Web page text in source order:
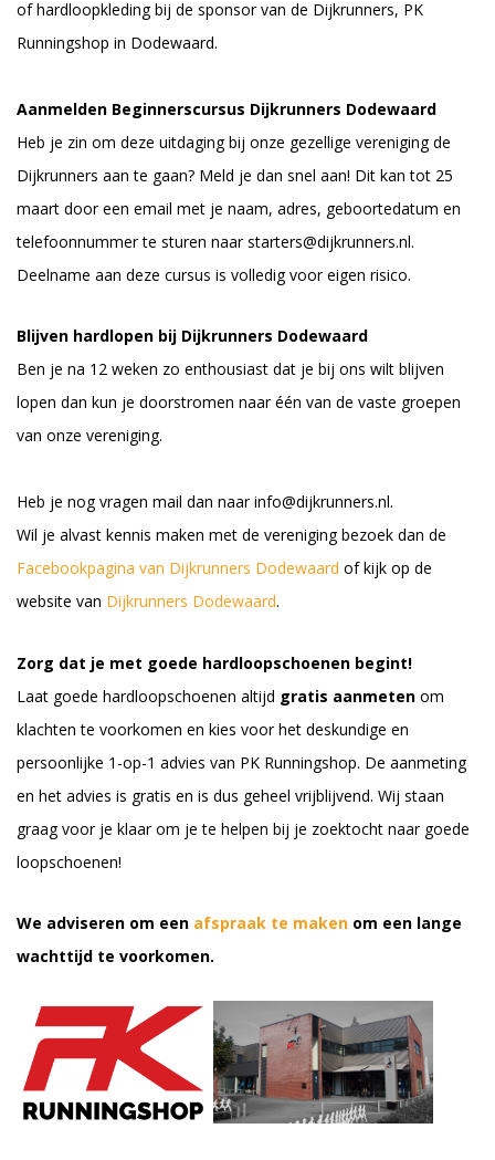
of hardloopkleding bij de sponsor van de Dijkrunners, PK
Runningshop in Dodewaard.
Aanmelden Beginnerscursus Dijkrunners Dodewaard
Heb je zin om deze uitdaging bij onze gezellige vereniging de
Dijkrunners aan te gaan? Meld je dan snel aan! Dit kan tot 25
maart door een email met je naam, adres, geboortedatum en
telefoonnummer te sturen naarstarters@dijkrunners.nl.
Deelname aan deze cursus is volledig voor eigen risico.
Blijven hardlopen bij Dijkrunners Dodewaard
Ben je na 12 weken zo enthousiast dat je bij ons wilt blijven
lopen dan kun je doorstromen naar één van de vaste groepen
van onze vereniging.
Heb je nog vragen mail dan naarinfo@dijkrunners.nl.
Wil je alvast kennis maken met de vereniging bezoek dan de
Facebookpagina van Dijkrunners Dodewaard of kijk op de
website van Dijkrunners Dodewaard.
Zorg dat je met goede hardloopschoenen begint!
Laat goede hardloopschoenen altijd gratis aanmeten om
klachten te voorkomen en kies voor het deskundige en
persoonlijke 1-op-1 advies van PK Runningshop. De aanmeting
en het advies is gratis en is dus geheel vrijblijvend. Wij staan
graag voor je klaar om je te helpen bij je zoektocht naar goede
loopschoenen!
We adviseren om een afspraak te maken om een lange
wachttijd te voorkomen.